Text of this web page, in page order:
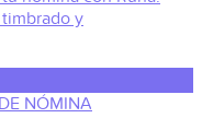
y
NÓMINA